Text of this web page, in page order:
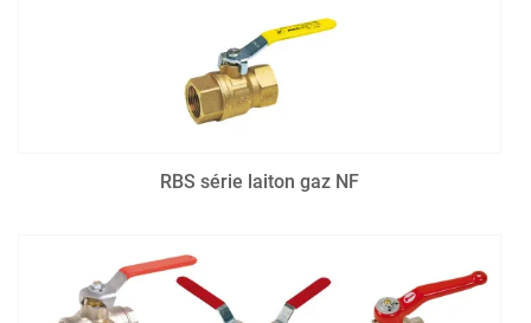
RBS série laiton gaz NF